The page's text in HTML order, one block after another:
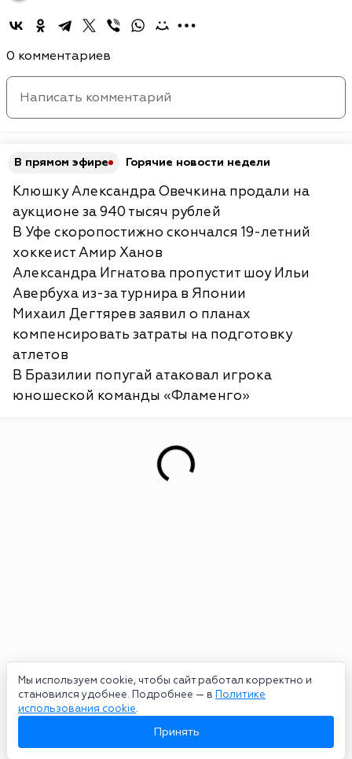
Мы используем cookie, чтобы сайт работал корректно и
становился удобнее. Подробнее — в Политике
использования cookie.
Принять
0 комментариев
В прямом эфире Горячие новости недели
Клюшку Александра Овечкина продали на
аукционе за 940 тысяч рублей
В Уфе скоропостижно скончался 19-летний
хоккеист Амир Ханов
Александра Игнатова пропустит шоу Ильи
Авербуха из-за турнира в Японии
Михаил Дегтярев заявил о планах
компенсировать затраты на подготовку
атлетов
В Бразилии попугай атаковал игрока
юношеской команды «Фламенго»